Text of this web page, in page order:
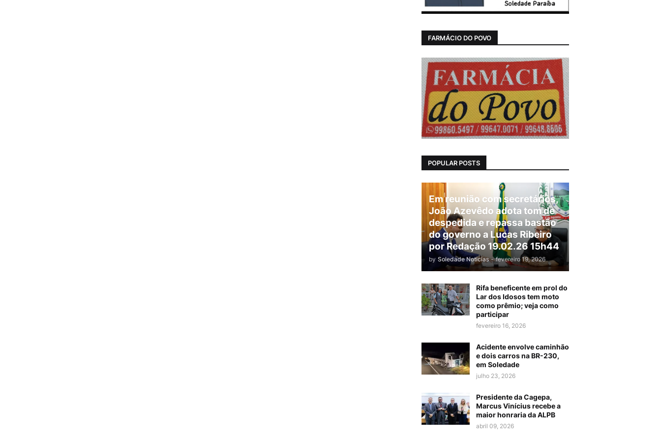
FARMÁCIO DO POVO
POPULAR POSTS
Em reunião com secretários,
João Azevêdo adota tom de
despedida e repassa bastão
do governo a Lucas Ribeiro
por Redação 19.02.26 15h44
by Soledade Noticias - fevereiro 19, 2026
Rifa beneficente em prol do
Lar dos Idosos tem moto
como prêmio; veja como
participar
fevereiro 16, 2026
Acidente envolve caminhão
e dois carros na BR-230,
em Soledade
julho 23, 2026
Presidente da Cagepa,
Marcus Vinícius recebe a
maior honraria da ALPB
abril 09, 2026